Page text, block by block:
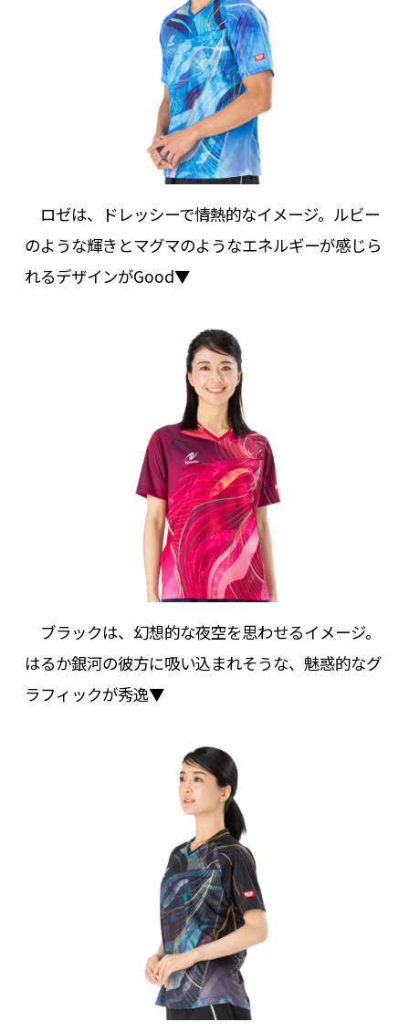
ロゼは、ドレッシーで情熱的なイメージ。ルビー
のような輝きとマグマのようなエネルギーが感じら
れるデザインがGood▼
ブラックは、幻想的な夜空を思わせるイメージ。
はるか銀河の彼方に吸い込まれそうな、魅惑的なグ
ラフィックが秀逸▼